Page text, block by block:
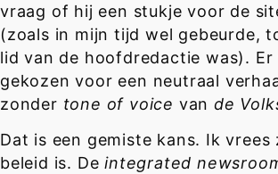
vraag of hij een stukje voor de
(zoals in mijn tijd wel gebeurde,
lid van de hoofdredactie was).
gekozen voor een neutraal
zonder tone of voice vande
Dat is een gemiste kans. Ik
beleid is. Deintegrated